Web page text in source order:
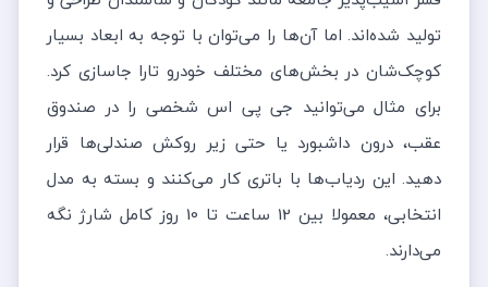
تولید شده‌اند. اما آن‌ها را می‌توان با توجه به ابعاد بسیار
کوچک‌شان در بخش‌های مختلف خودرو تارا جاسازی کرد.
برای مثال می‌توانید جی پی اس شخصی را در صندوق
عقب، درون داشبورد یا حتی زیر روکش صندلی‌ها قرار
دهید. این ردیاب‌ها با باتری کار می‌کنند و بسته به مدل
انتخابی، معمولا بین 12 ساعت تا 10 روز کامل شارژ نگه
می‌دارند.